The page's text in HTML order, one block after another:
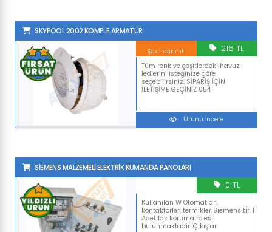
SKYPOOL 2002 KOMPLE ARMATÜR
Tüm renk ve çeşitlerdeki havuz
ledlerini isteğinize göre
seçebilirsiniz. SİPARİŞ İÇİN
İLETİŞİME GEÇİNİZ 054
Şok İndirim! 216 TL
Ürünü İncele
SİEMENS MALZEMELİ ELEKTRİK KUMANDA PANOLARI
Kullanılan W Otomatlar,
kontaktorler, termikler Siemens tir. 1
Adet faz koruma rolesi
bulunmaktadir. Çıkışlar
0 TL